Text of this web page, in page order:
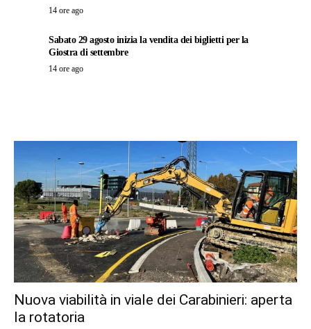
14 ore ago
Sabato 29 agosto inizia la vendita dei biglietti per la
Giostra di settembre
14 ore ago
Nuova viabilità in viale dei Carabinieri: aperta
la rotatoria